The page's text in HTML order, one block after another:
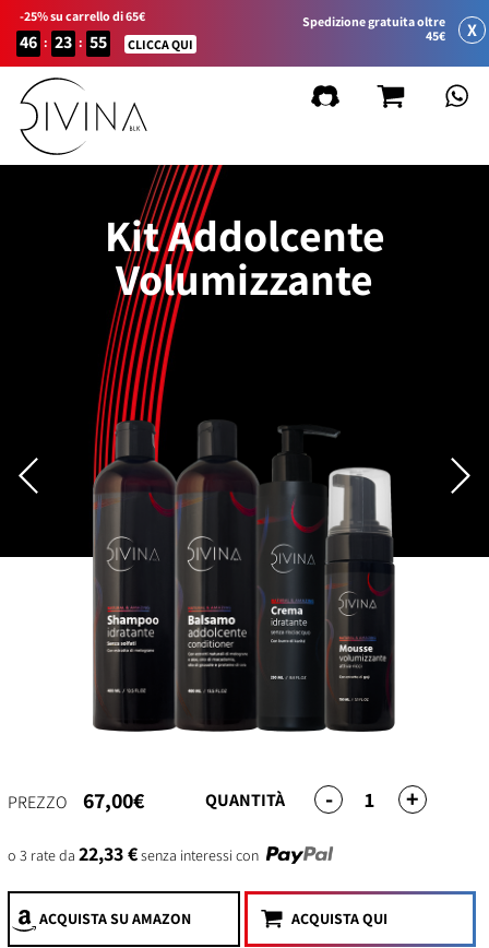
-25% su carrello di 65€
46 : 23 : 55 CLICCA QUI
Spedizione gratuita oltre
45€
X
Kit Addolcente
Volumizzante
QUANTITÀ - 1 +
PREZZO 67,00€
o 3 rate da22,33 €senza interessi con
ACQUISTASU AMAZON ACQUISTA QUI